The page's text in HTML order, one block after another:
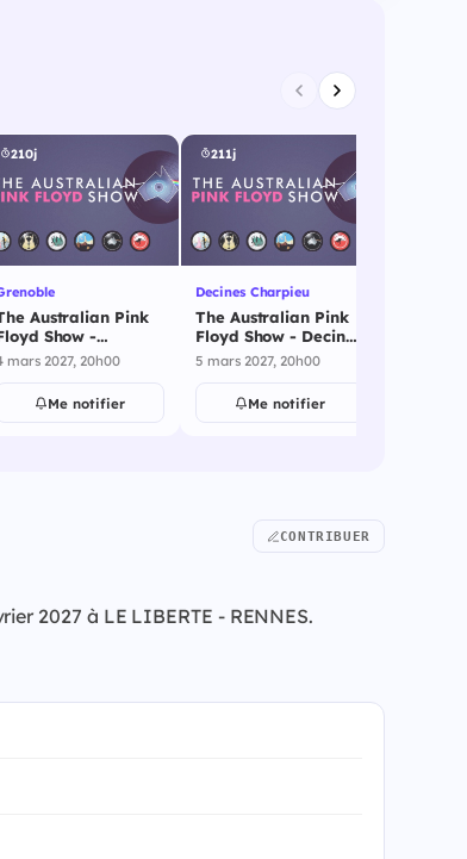
210j
Australian Pink
Show -
- 4 mars
mars 2027, 20h00
Me notifier
211j
Decines Charpieu
The Australian Pink
Floyd Show - Decines
Charpieu - 5 mars
5 mars 2027, 20h00
Me notifier
CONTRIBUER
2027 à LE LIBERTE - RENNES.